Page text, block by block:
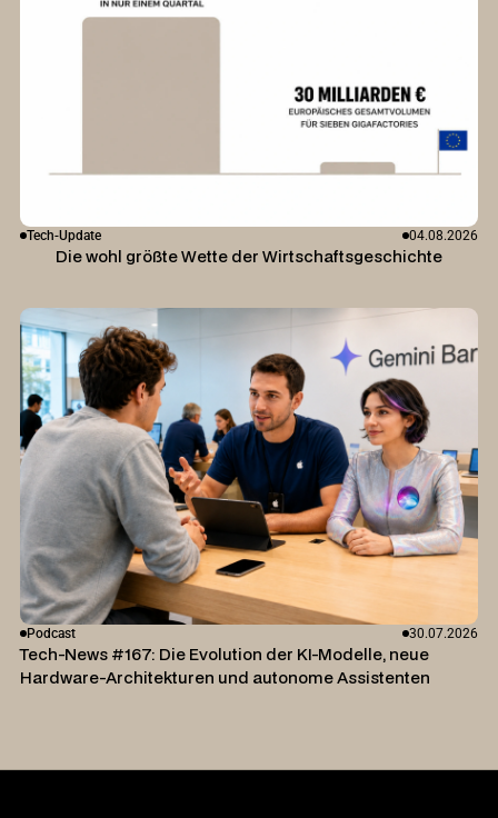
Tech-Update 04.08.2026
Die wohl größte Wette der Wirtschaftsgeschichte
Podcast 30.07.2026
Tech-News #167: Die Evolution der KI-Modelle, neue
Hardware-Architekturen und autonome Assistenten